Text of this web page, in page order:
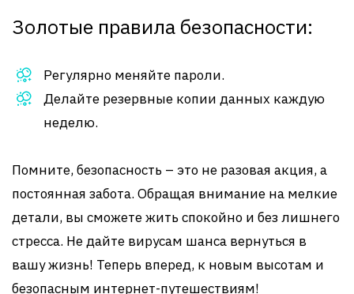
Золотые правила безопасности:
Регулярно меняйте пароли.
Делайте резервные копии данных каждую
неделю.
Помните, безопасность – это не разовая акция, а
постоянная забота. Обращая внимание на мелкие
детали, вы сможете жить спокойно и без лишнего
стресса. Не дайте вирусам шанса вернуться в
вашу жизнь! Теперь вперед, к новым высотам и
безопасным интернет-путешествиям!